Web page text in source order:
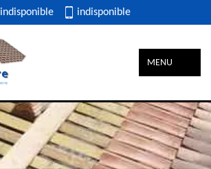
indisponible indisponible
MENU